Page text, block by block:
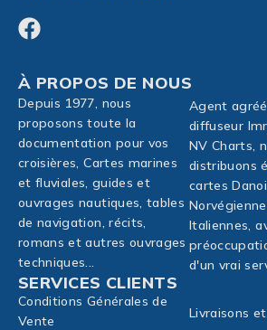
À PROPOS DE NOUS
Depuis 1977, nous
proposons toute la
documentation pour vos
croisières, Cartes marines
et fluviales, guides et
ouvrages nautiques, tables
de navigation, récits,
romans et autres ouvrages
techniques...
Agent
diffuseur
NV Charts,
distribuons
cartes
Italiennes,
d'un vrai
SERVICES CLIENTS
Conditions Générales de
Vente
Livraisons